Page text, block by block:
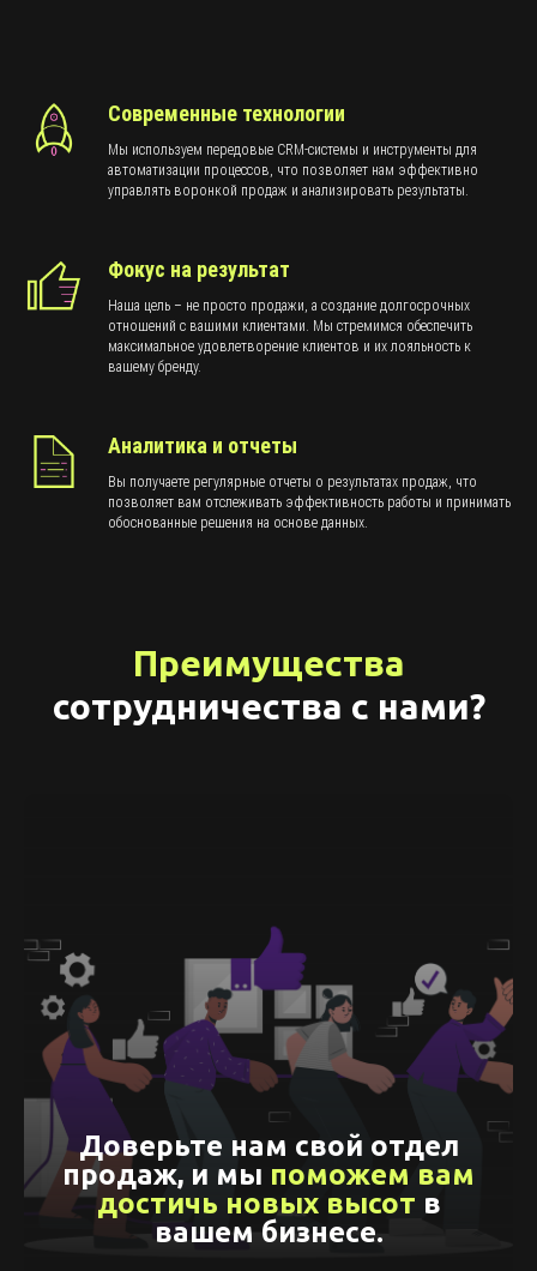
Современные технологии
Мы используем передовые CRM-системы и инструменты для
автоматизации процессов, что позволяет нам эффективно
управлять воронкой продаж и анализировать результаты.
Фокус на результат
Наша цель – не просто продажи, а создание долгосрочных
отношений с вашими клиентами. Мы стремимся обеспечить
максимальное удовлетворение клиентов и их лояльность к
вашему бренду.
Аналитика и отчеты
Вы получаете регулярные отчеты о результатах продаж, что
позволяет вам отслеживать эффективность работы и принимать
обоснованные решения на основе данных.
Преимущества
сотрудничества с нами?
Доверьте нам свой отдел
продаж, и мы поможем вам
достичь новых высот в
вашем бизнесе.